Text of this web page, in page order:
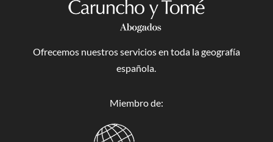
Ofrecemos nuestros servicios en toda la geografía
española.
Miembro de: